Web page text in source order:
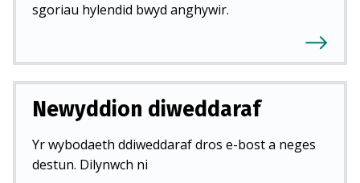
sgoriau hylendid bwyd anghywir.
Newyddion diweddaraf
Yr wybodaeth ddiweddaraf dros e-bost a neges
destun. Dilynwch ni